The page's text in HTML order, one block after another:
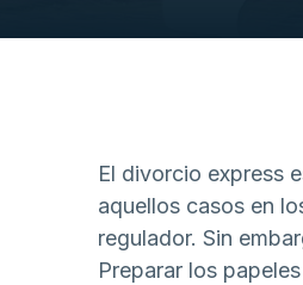
El divorcio express
aquellos casos en
regulador. Sin
Preparar los